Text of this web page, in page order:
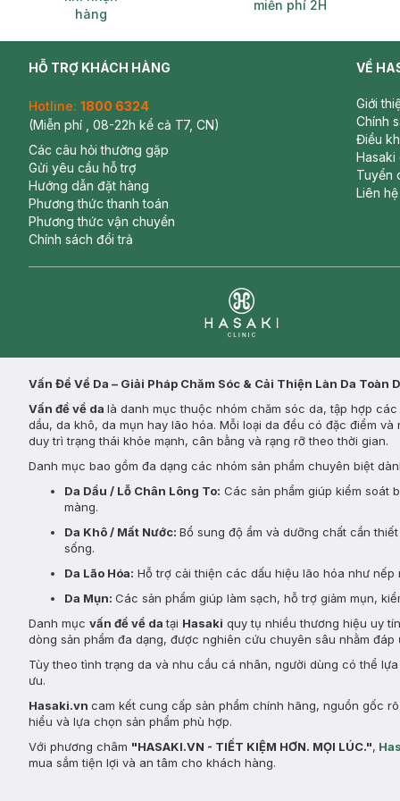
hàng
miễn phí 2H
HỖ TRỢ KHÁCH HÀNG
Hotline: 1800 6324
(Miễn phí , 08-22h kể cả T7, CN)
Các câu hỏi thường gặp
Gửi yêu cầu hỗ trợ
Hướng dẫn đặt hàng
Phương thức thanh toán
Phương thức vận chuyển
Chính sách đổi trả
VỀ
Giới
Chính
Điều
Hasaki
Tuyển
Liên hệ
Vấn Đề Về Da – Giải Pháp Chăm Sóc & Cải Thiện Làn Da Toàn
Vấn đề về da là danh mục thuộc nhóm chăm sóc da, tập hợp
dầu, da khô, da mụn hay lão hóa. Mỗi loại da đều có đặc điểm
duy trì trạng thái khỏe mạnh, cân bằng và rạng rỡ theo thời gian.
Danh mục bao gồm đa dạng các nhóm sản phẩm chuyên biệt
Da Dầu / Lỗ Chân Lông To: Các sản phẩm giúp kiểm soát
màng.
Da Khô / Mất Nước: Bổ sung độ ẩm và dưỡng chất cần
sống.
Da Lão Hóa: Hỗ trợ cải thiện các dấu hiệu lão hóa như
Da Mụn: Các sản phẩm giúp làm sạch, hỗ trợ giảm mụn,
Danh mục vấn đề về datại Hasaki quy tụ nhiều thương hiệu uy
dòng sản phẩm đa dạng, được nghiên cứu chuyên sâu nhằm
Tùy theo tình trạng da và nhu cầu cá nhân, người dùng có thể
ưu.
Hasaki.vn cam kết cung cấp sản phẩm chính hãng, nguồn gốc
hiểu và lựa chọn sản phẩm phù hợp.
Với phương châm "HASAKI.VN - TIẾT KIỆM HƠN. MỌI LÚC.",
mua sắm tiện lợi và an tâm cho khách hàng.